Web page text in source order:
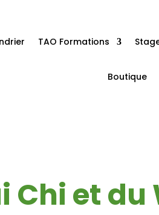
TAO Formations
Boutique
Chi et du